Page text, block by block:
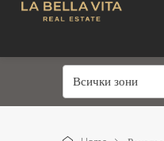
Всички зони